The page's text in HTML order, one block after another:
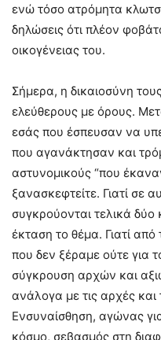
ενώ τόσο ατρόμητα
δηλώσεις ότι πλέον
οικογένειας του.
Σήμερα, η δικαιοσύνη
ελεύθερους με όρους.
εσάς που έσπευσαν να
που αγανάκτησαν και
αστυνομικούς “που
ξανασκεφτείτε. Γιατί σε
συγκρούονται τελικά δύο
έκταση το θέμα. Γιατί
που δεν ξέραμε ούτε για
σύγκρουση αρχών και
ανάλογα με τις αρχές και
Ενσυναίσθηση, αγώνας
κόσμο, σεβασμός στη